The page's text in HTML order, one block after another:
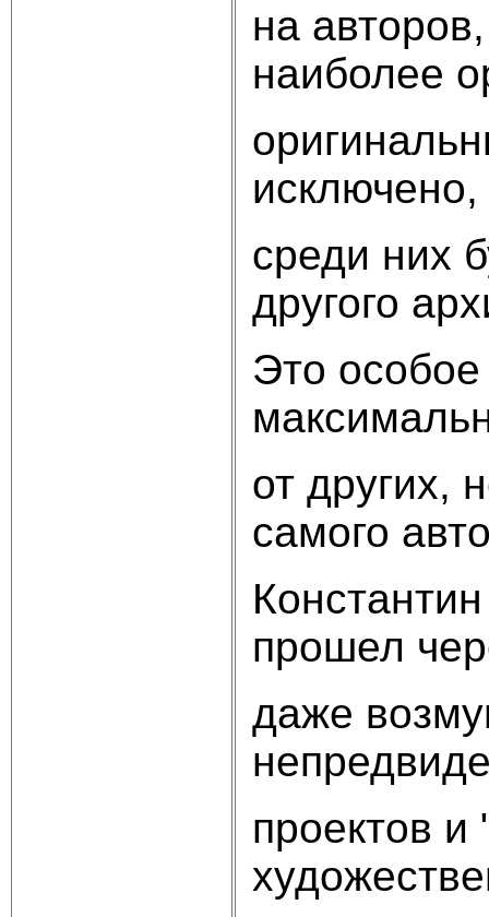
на
наиболее
среди них
другого
Это особое
от других,
самого
прошел
даже
проектов и